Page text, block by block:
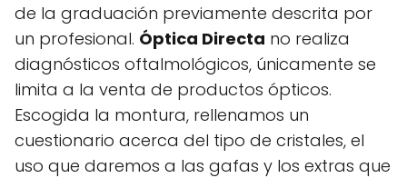
de la graduación previamente descrita por
un profesional. Óptica Directa no realiza
diagnósticos oftalmológicos, únicamente se
limita a la venta de productos ópticos.
Escogida la montura, rellenamos un
cuestionario acerca del tipo de cristales, el
uso que daremos a las gafas y los extras que